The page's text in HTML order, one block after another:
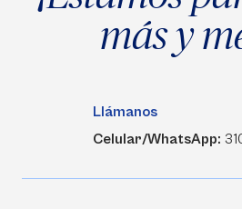
más y
Llámanos
Celular/WhatsApp: